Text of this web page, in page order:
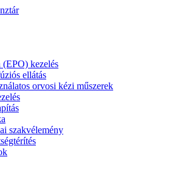
kezelés
ellátás
orvosi kézi műszerek
szakvélemény